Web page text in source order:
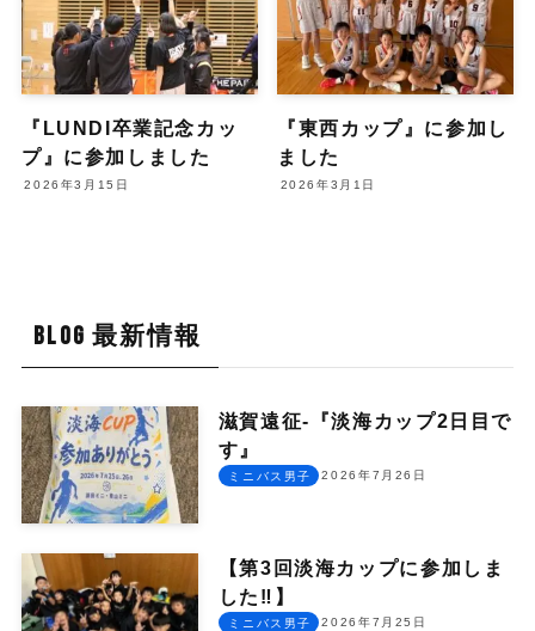
『LUNDI卒業記念カッ
プ』に参加しました
2026年3月15日
『東西カップ』に参加し
ました
2026年3月1日
BLOG 最新情報
滋賀遠征-『淡海カップ2日目で
す』
2026年7月26日
ミニバス男子
【第3回淡海カップに参加しま
した‼︎】
2026年7月25日
ミニバス男子